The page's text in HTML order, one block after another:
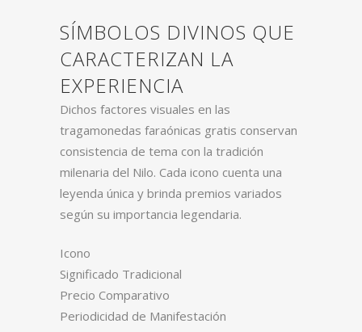
SÍMBOLOS DIVINOS QUE
CARACTERIZAN LA
EXPERIENCIA
Dichos factores visuales en las
tragamonedas faraónicas gratis conservan
consistencia de tema con la tradición
milenaria del Nilo. Cada icono cuenta una
leyenda única y brinda premios variados
según su importancia legendaria.
Icono
Significado Tradicional
Precio Comparativo
Periodicidad de Manifestación